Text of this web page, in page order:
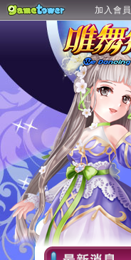
加入會員